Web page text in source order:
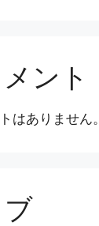
ント
はありません。